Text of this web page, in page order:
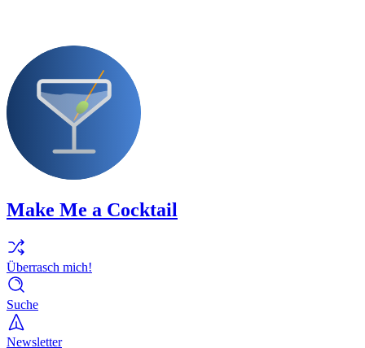
Make Me a Cocktail
Überrasch mich!
Suche
Newsletter